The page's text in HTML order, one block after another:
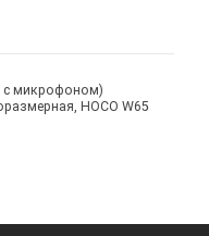
с микрофоном)
HOCO W65